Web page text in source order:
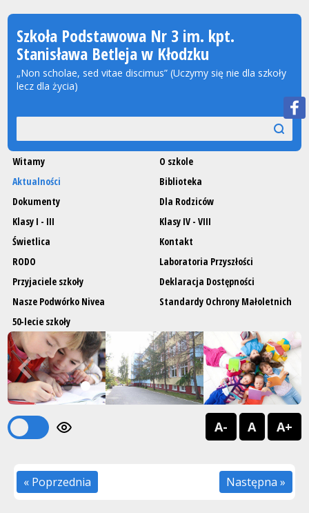
Szkoła Podstawowa Nr 3 im. kpt.
Stanisława Betleja w Kłodzku
„Non scholae, sed vitae discimus” (Uczymy się nie dla szkoły
lecz dla życia)
szukaj
Witamy
O szkole
Aktualności
Biblioteka
Dokumenty
Dla Rodziców
Klasy I - III
Klasy IV - VIII
Świetlica
Kontakt
RODO
Laboratoria Przyszłości
Przyjaciele szkoły
Deklaracja Dostępności
Nasze Podwórko Nivea
Standardy Ochrony Małoletnich
50-lecie szkoły
Previous Next
1
A- A A+
« Poprzednia Następna »